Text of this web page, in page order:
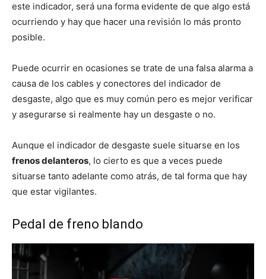
este indicador, será una forma evidente de que algo está
ocurriendo y hay que hacer una revisión lo más pronto
posible.
Puede ocurrir en ocasiones se trate de una falsa alarma a
causa de los cables y conectores del indicador de
desgaste, algo que es muy común pero es mejor verificar
y asegurarse si realmente hay un desgaste o no.
Aunque el indicador de desgaste suele situarse en los
frenos delanteros, lo cierto es que a veces puede
situarse tanto adelante como atrás, de tal forma que hay
que estar vigilantes.
Pedal de freno blando